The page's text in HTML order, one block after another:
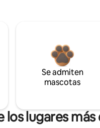
Se admiten
mascotas
los lugares